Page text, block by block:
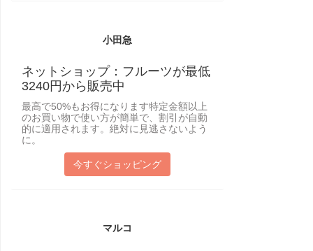
小田急
ネットショップ：フルーツが最低
3240円から販売中
最高で50%もお得になります特定金額以上
のお買い物で使い方が簡単で、割引が自動
的に適用されます。絶対に見逃さないよう
に。
今すぐショッピング
マルコ